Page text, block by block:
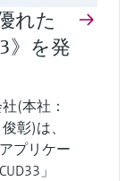
れた
》を発
(本社：
彰)は、
プリケー
」